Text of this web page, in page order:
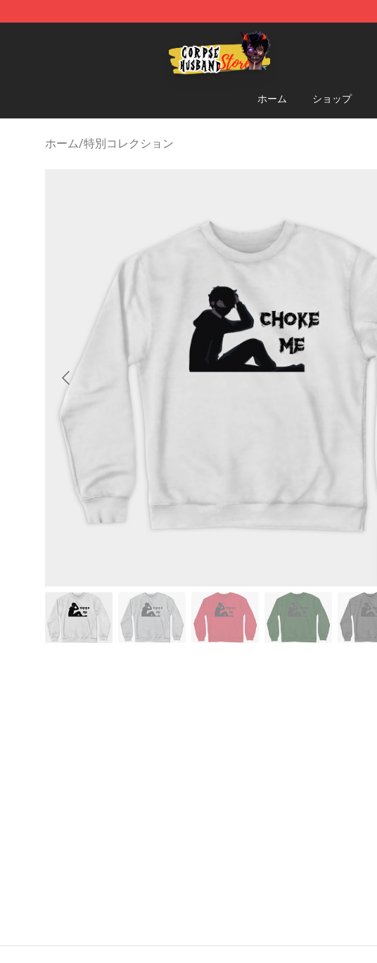
Corpse Husband Shop - Official Corpse Husband Merchandise Store
ホーム ショップ
ホーム/特別コレクション